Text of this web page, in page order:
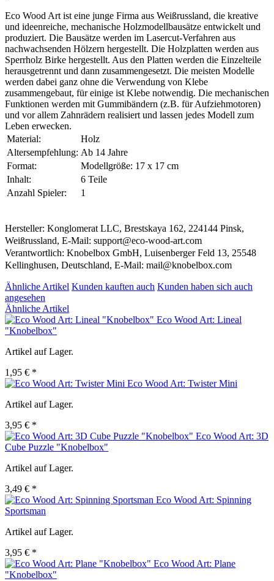
Eco Wood Art ist eine junge Firma aus Weißrussland, die kreative
und ideenreiche, mechanische Holzmodellbausätze entwickelt und
produziert. Die Bausätze werden im Lasercut-Verfahren aus
nachwachsenden Hölzern hergestellt. Die Holzplatten werden aus
Sperrholz Birke hergestellt. Aus den Platten werden die Einzelteile
herausgetrennt und dann zusammengesetzt. Die meisten Modelle
werden dabei ganz ohne die Verwendung von Klebe
zusammengebaut, für einige ist Klebe notwendig. Die mechanischen
Funktionen werden mit Gummibändern (z.B. für Aufziehmotoren)
und vor allem Zahnrädern realisiert und lassen jedes Modell zum
Leben erwecken.
Material:
Holz
Altersempfehlung: Ab 14 Jahre
Format:
Modellgröße: 17 x 17 cm
Inhalt:
6 Teile
Anzahl Spieler:
1
Hersteller: Konglomerat LLC, Brestskaya 162, 224144 Pinsk,
Weißrussland, E-Mail: support@eco-wood-art.com
Verantwortlich: Knobelbox GmbH, Luisenberger Feld 13, 25548
Kellinghusen, Deutschland, E-Mail: mail@knobelbox.com
Ähnliche Artikel Kunden kauften auch Kunden haben sich auch
angesehen
Ähnliche Artikel
Eco Wood Art: Lineal
"Knobelbox"
Artikel auf Lager.
1,95 € *
Eco Wood Art: Twister Mini
Artikel auf Lager.
3,95 € *
Eco Wood Art: 3D
Cube Puzzle "Knobelbox"
Artikel auf Lager.
3,49 € *
Eco Wood Art: Spinning
Sportsman
Artikel auf Lager.
3,95 € *
Eco Wood Art: Plane
"Knobelbox"